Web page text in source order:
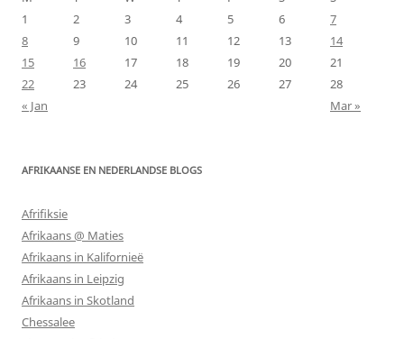
1
2 3 4 5 6
7
8
9 10 11 12 13
14
15
16 17 18 19 20
21
22
23 24 25 26 27
28
« Jan
Mar »
AFRIKAANSE EN NEDERLANDSE BLOGS
Afrifiksie
Afrikaans @ Maties
Afrikaans in Kalifornieë
Afrikaans in Leipzig
Afrikaans in Skotland
Chessalee